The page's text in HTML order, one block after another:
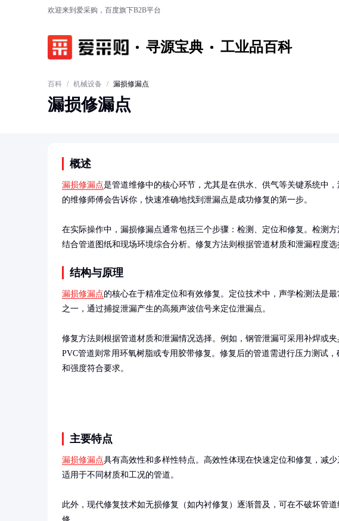
欢迎来到爱采购，百度旗下B2B平台
寻源宝典 工业品百科
百科 / 机械设备 / 漏损修漏点
漏损修漏点
概述
漏损修漏点是管道维修中的核心环节，尤其是在供水、供气等关键系统中
的维修师傅会告诉你，快速准确地找到泄漏点是成功修复的第一步。
在实际操作中，漏损修漏点通常包括三个步骤：检测、定位和修复。检测
结合管道图纸和现场环境综合分析。修复方法则根据管道材质和泄漏程度
结构与原理
漏损修漏点的核心在于精准定位和有效修复。定位技术中，声学检测法是
之一，通过捕捉泄漏产生的高频声波信号来定位泄漏点。
修复方法则根据管道材质和泄漏情况选择。例如，钢管泄漏可采用补焊或夹
PVC管道则常用环氧树脂或专用胶带修复。修复后的管道需进行压力测试，
和强度符合要求。
主要特点
漏损修漏点具有高效性和多样性特点。高效性体现在快速定位和修复，减
适用于不同材质和工况的管道。
此外，现代修复技术如无损修复（如内衬修复）逐渐普及，可在不破坏管